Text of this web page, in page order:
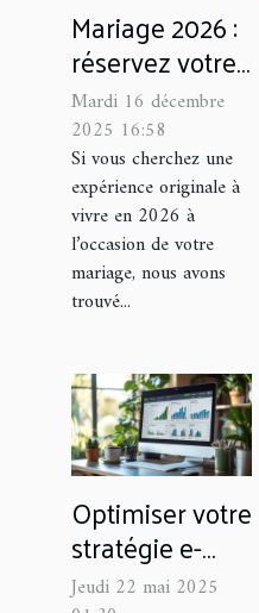
Mariage 2026 :
réservez votre
voiture vintage
avec
Méhariviera !
Mardi 16 décembre
2025 16:58
Si vous cherchez une
expérience originale à
vivre en 2026 à
l’occasion de votre
mariage, nous avons
trouvé...
Optimiser votre
stratégie e-
commerce
Jeudi 22 mai 2025